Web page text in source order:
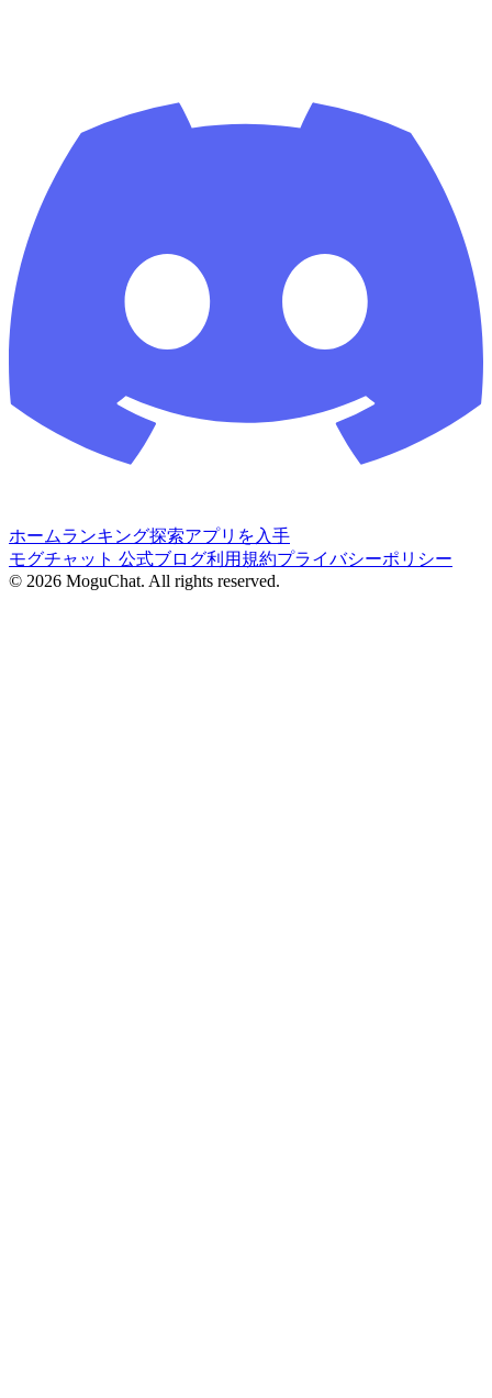
ホームランキング探索アプリを入手
モグチャット 公式ブログ利用規約プライバシーポリシー
© 2026 MoguChat. All rights reserved.